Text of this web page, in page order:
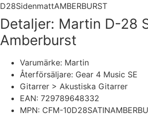
D28SidenmattAMBERBURST
Detaljer: Martin D-28
Amberburst
Varumärke: Martin
Återförsäljare: Gear 4 Music SE
Gitarrer > Akustiska Gitarrer
EAN: 729789648332
MPN: CFM-